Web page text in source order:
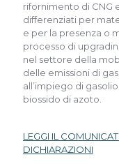
rifornimento di CNG
differenziati per
e per la presenza o
processo di
nel settore della
delle emissioni di gas
all’impiego di
biossido di azoto.
LEGGI IL
DICHIARAZIONI